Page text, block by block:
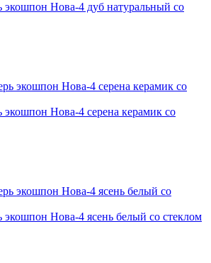
экошпон Нова-4 дуб натуральный со
Нова-4 серена керамик со
Нова-4 ясень белый со стеклом